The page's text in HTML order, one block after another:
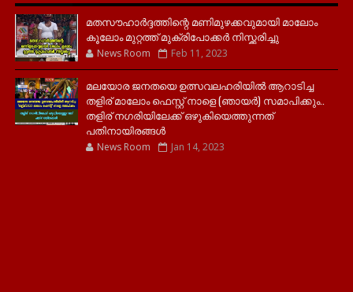
മതസൗഹാർദ്ദത്തിന്റെ മണിമുഴക്കവുമായി മാലോം
കൂലോം മുറ്റത്ത് മുക്രിപോക്കർ നിസ്ക്കരിച്ചു
News Room Feb 11, 2023
മലയോര ജനതയെ ഉത്സവലഹരിയിൽ ആറാടിച്ച
തളിര് മാലോം ഫെസ്റ്റ് നാളെ (ഞായർ) സമാപിക്കും..
തളിര് നഗരിയിലേക്ക് ഒഴുകിയെത്തുന്നത്
പതിനായിരങ്ങൾ
News Room Jan 14, 2023